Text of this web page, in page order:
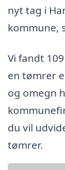
nyt tag i
kommune,
Vi fandt
en tømrer
og omegn
du vil
tømrer.